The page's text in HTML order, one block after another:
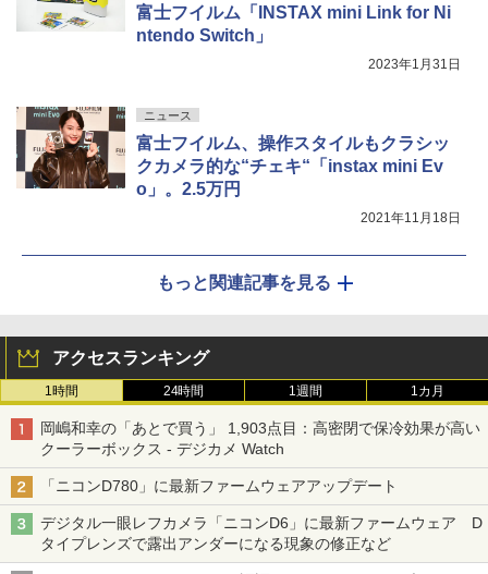
富士フイルム「INSTAX mini Link for Ni
ntendo Switch」
2023年1月31日
ニュース
富士フイルム、操作スタイルもクラシッ
クカメラ的な“チェキ“「instax mini Ev
o」。2.5万円
2021年11月18日
もっと関連記事を見る
アクセスランキング
1時間 24時間 1週間 1カ月
岡嶋和幸の「あとで買う」 1,903点目：高密閉で保冷効果が高い
クーラーボックス - デジカメ Watch
「ニコンD780」に最新ファームウェアアップデート
デジタル一眼レフカメラ「ニコンD6」に最新ファームウェア D
タイプレンズで露出アンダーになる現象の修正など